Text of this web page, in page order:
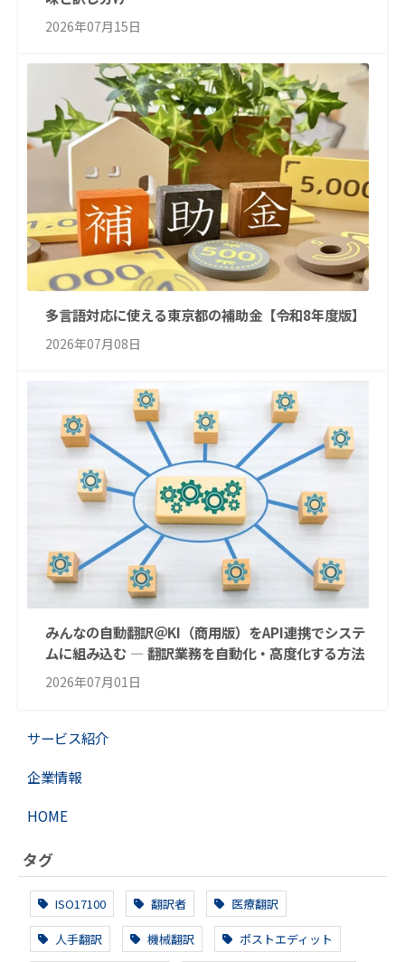
2026年07月15日
多言語対応に使える東京都の補助金【令和8年度版】
2026年07月08日
みんなの自動翻訳＠KI（商用版）をAPI連携でシステ
ムに組み込む ― 翻訳業務を自動化・高度化する方法
2026年07月01日
サービス紹介
企業情報
HOME
タグ
ISO17100 翻訳者 医療翻訳
人手翻訳 機械翻訳 ポストエディット